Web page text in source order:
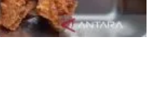
terima MBG pascalibur